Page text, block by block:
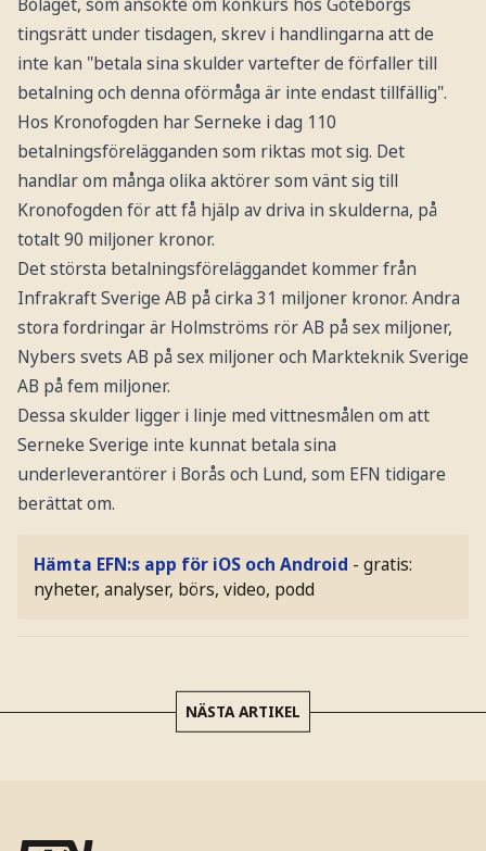
tingsrätt under tisdagen, skrev i handlingarna att de
inte kan "betala sina skulder vartefter de förfaller till
betalning och denna oförmåga är inte endast tillfällig".
Hos Kronofogden har Serneke i dag 110
betalningsförelägganden som riktas mot sig. Det
handlar om många olika aktörer som vänt sig till
Kronofogden för att få hjälp av driva in skulderna, på
totalt 90 miljoner kronor.
Det största betalningsföreläggandet kommer från
Infrakraft Sverige AB på cirka 31 miljoner kronor. Andra
stora fordringar är Holmströms rör AB på sex miljoner,
Nybers svets AB på sex miljoner och Markteknik Sverige
AB på fem miljoner.
Dessa skulder ligger i linje med vittnesmålen om att
Serneke Sverige inte kunnat betala sina
underleverantörer i Borås och Lund, som EFN tidigare
berättat om.
Hämta EFN:s app för iOS och Android - gratis:
nyheter, analyser, börs, video, podd
NÄSTA ARTIKEL